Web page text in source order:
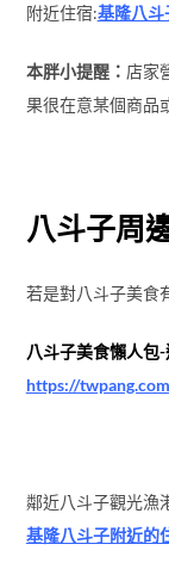
附近住宿:基隆八斗
本胖小提醒： 店家
果很在意某個商品
八斗子周
若是對八斗子美食
八斗子美食懶人包
https://
鄰近八斗子觀光漁
基隆八斗子附近的